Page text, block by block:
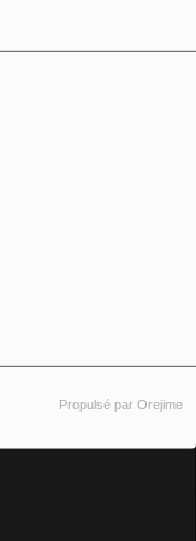
Propulsé par Orejime